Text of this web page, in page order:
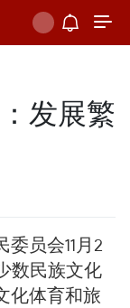
发展繁
员会11月2
数民族文化
化体育和旅